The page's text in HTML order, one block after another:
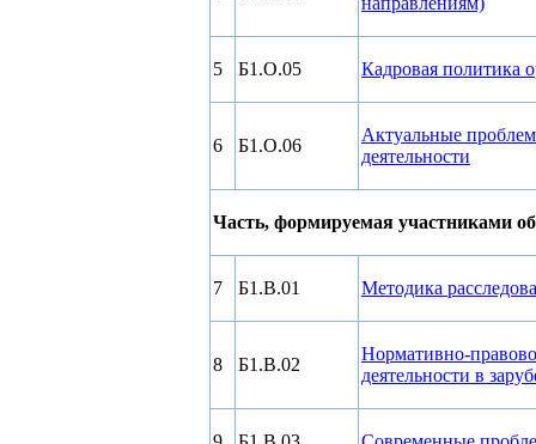
5 Б1.О.05 Кадровая политика
6 Б1.О.06
Актуальные
деятельности
Часть, формируемая участниками
7 Б1.В.01 Методика
8 Б1.В.02
Нормативно-
деятельности в